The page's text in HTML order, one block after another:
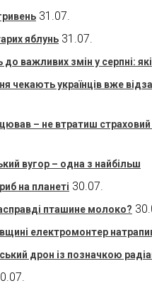
31.07.
яблунь 31.07.
до важливих змін у серпні: які
чекають українців вже
– не втратиш
вугор – одна з найбільш
на планеті 30.07.
пташине молоко?
електромонтер
дрон із позначкою